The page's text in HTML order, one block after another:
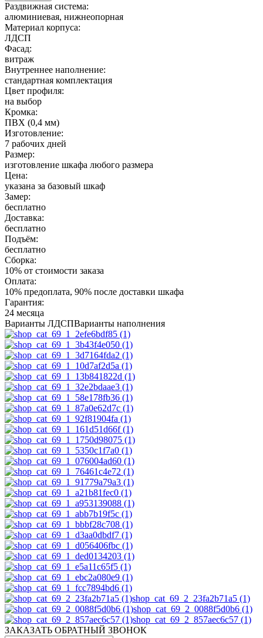
Раздвижная система:
алюминиевая, нижнеопорная
Материал корпуса:
ЛДСП
Фасад:
витраж
Внутреннее наполнение:
стандартная комплектация
Цвет профиля:
на выбор
Кромка:
ПВХ (0,4 мм)
Изготовление:
7 рабочих дней
Размер:
изготовление шкафа любого размера
Цена:
указана за базовый шкаф
Замер:
бесплатно
Доставка:
бесплатно
Подъём:
бесплатно
Сборка:
10% от стоимости заказа
Оплата:
10% предоплата, 90% после доставки шкафа
Гарантия:
24 месяца
Варианты ЛДСПВарианты наполнения
shop_cat_69_2_23fa2b71a5 (1)
shop_cat_69_2_0088f5d0b6 (1)
shop_cat_69_2_857aec6c57 (1)
ЗАКАЗАТЬ ОБРАТНЫЙ ЗВОНОК